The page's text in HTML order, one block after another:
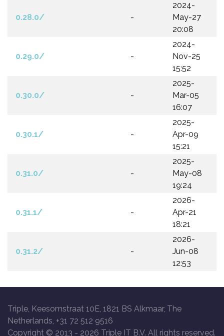
0.28.0/ -
2024-
May-27
20:08
0.29.0/ -
2024-
Nov-25
15:52
0.30.0/ -
2025-
Mar-05
16:07
0.30.1/ -
2025-
Apr-09
15:21
0.31.0/ -
2025-
May-08
19:24
0.31.1/ -
2026-
Apr-21
18:21
0.31.2/ -
2026-
Jun-08
12:53
Triple, Keesomstraat 10E, 1821 BS Alkmaar, The
Netherlands, +31 72 512 9516
Copyright © 2013 - 2026 Triple IT B.V. All rights reserved.